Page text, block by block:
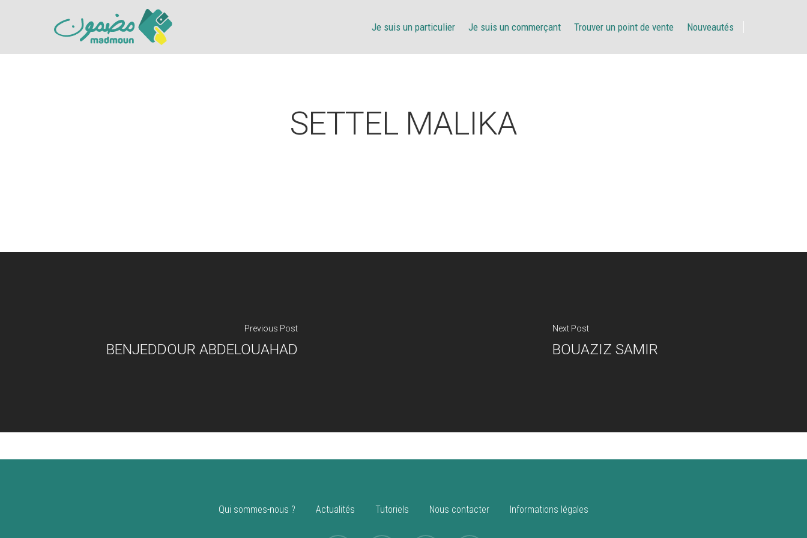
Je suis un particulier Je suis un commerçant Trouver un point de vente Nouveautés
SETTEL MALIKA
Previous Post
BENJEDDOUR ABDELOUAHAD
Next Post
BOUAZIZ SAMIR
Qui sommes-nous ? Actualités Tutoriels Nous contacter Informations légales